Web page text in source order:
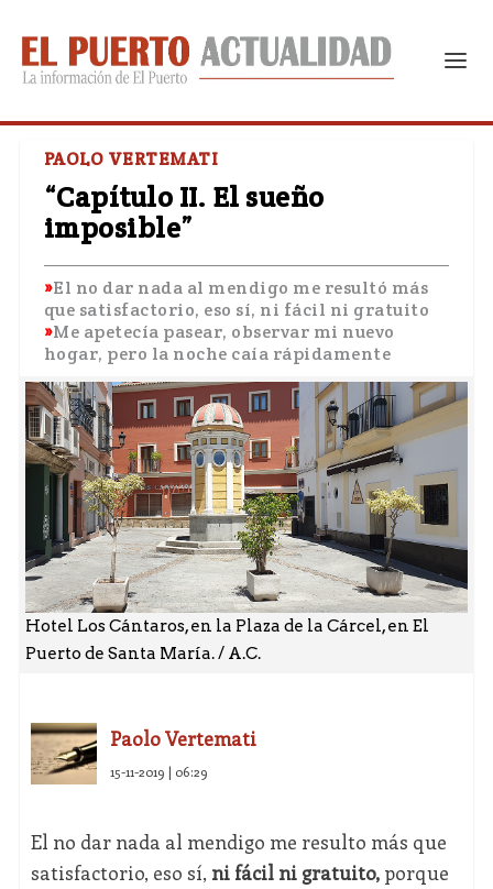
PAOLO VERTEMATI
“Capítulo II. El sueño
imposible”
El no dar nada al mendigo me resultó más
que satisfactorio, eso sí, ni fácil ni gratuito
Me apetecía pasear, observar mi nuevo
hogar, pero la noche caía rápidamente
Hotel Los Cántaros, en la Plaza de la Cárcel, en El
Puerto de Santa María. / A.C.
Paolo Vertemati
15-11-2019 | 06:29
El no dar nada al mendigo me resulto más que
satisfactorio, eso sí, ni fácil ni gratuito,porque